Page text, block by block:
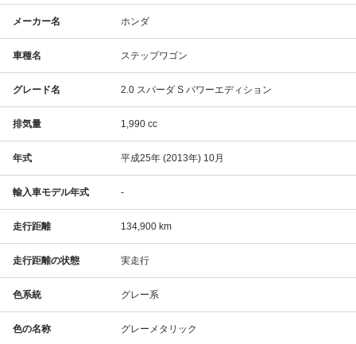
メーカー名 ホンダ
車種名 ステップワゴン
グレード名 2.0 スパーダ S パワーエディション
排気量 1,990 cc
年式 平成25年 (2013年) 10月
輸入車モデル年式 -
走行距離 134,900 km
走行距離の状態 実走行
色系統 グレー系
色の名称 グレーメタリック